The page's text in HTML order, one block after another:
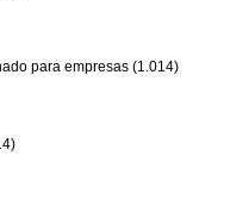
para empresas (1.014)